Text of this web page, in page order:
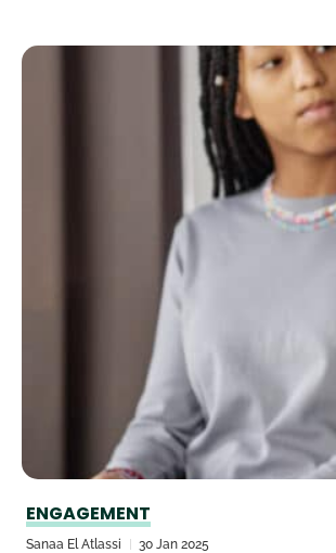
ENGAGEMENT
Sanaa El Atlassi 30 Jan 2025